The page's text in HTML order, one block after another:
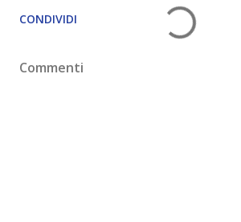
CONDIVIDI
Commenti